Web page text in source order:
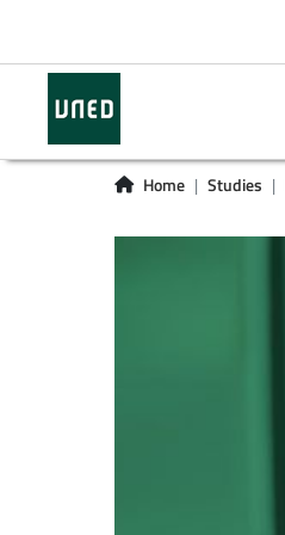
Home Studies